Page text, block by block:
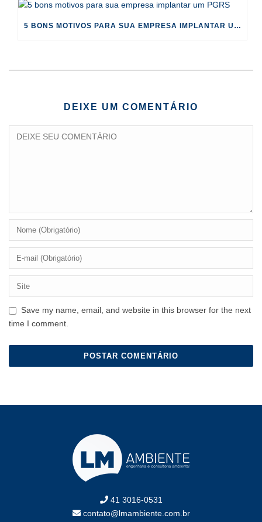
5 BONS MOTIVOS PARA SUA EMPRESA IMPLANTAR UM PGRS
DEIXE UM COMENTÁRIO
Save my name, email, and website in this browser for the next
time I comment.
41 3016-0531
contato@lmambiente.com.br